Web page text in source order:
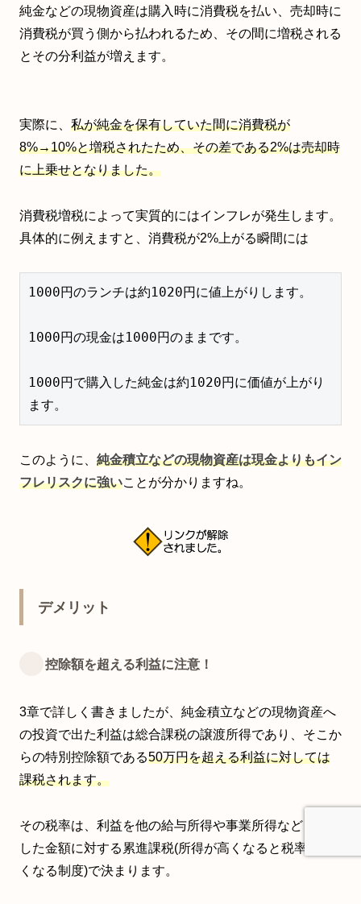
純金などの現物資産は購入時に消費税を払い、売却時に
消費税が買う側から払われるため、その間に増税される
とその分利益が増えます。
実際に、 私が純金を保有していた間に消費税が
8%→10%と増税されたため、その差である2%は売却時
に上乗せとなりました。
消費税増税によって実質的にはインフレが発生します。
具体的に例えますと、消費税が2%上がる瞬間には
1000円のランチは約1020円に値上がりします。
1000円の現金は1000円のままです。
1000円で購入した純金は約1020円に価値が上がり
ます。
このように、 純金積立などの現物資産は現金よりもイン
フレリスクに強いことが分かりますね。
デメリット
控除額を超える利益に注意！
3章で詳しく書きましたが、純金積立などの現物資産へ
の投資で出た利益は総合課税の譲渡所得であり、そこか
らの特別控除額である50万円を超える利益に対しては
課税されます。
その税率は、利益を他の給与所得や事業所得などと合計
した金額に対する累進課税(所得が高くなると税率も高
くなる制度)で決まります。